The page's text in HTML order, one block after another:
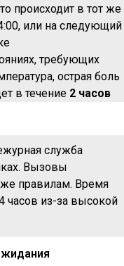
происходит в тот же
или на следующий
требующих
острая боль
в течение 2 часов
служба
Вызовы
же правилам. Время
часов из-за высокой